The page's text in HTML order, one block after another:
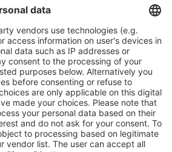
wir können keine
erneut mit anderen Suchkriterien.